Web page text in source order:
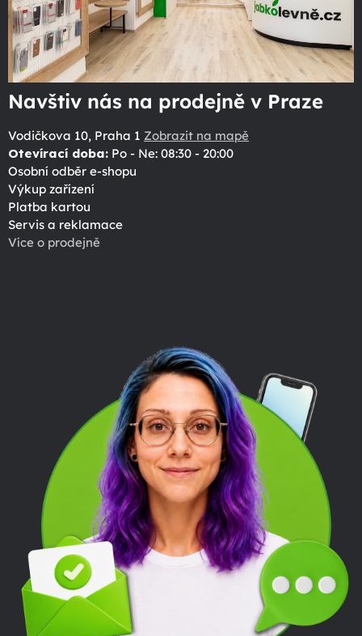
Navštiv nás na prodejně v Praze
Vodičkova 10, Praha 1 Zobrazit na mapě
Otevírací doba: Po - Ne: 08:30 - 20:00
Osobní odběr e-shopu
Výkup zařízení
Platba kartou
Servis a reklamace
Více o prodejně